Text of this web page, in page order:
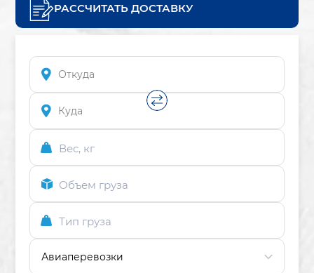
РАССЧИТАТЬ ДОСТАВКУ
Вес, кг
Объем груза
Тип груза